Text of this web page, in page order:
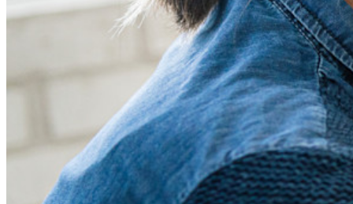
新規
Bitwarden Authenticator
パーソナルプランのトップ機能
統合されたTOTP
緊急アクセス
機密データ共有